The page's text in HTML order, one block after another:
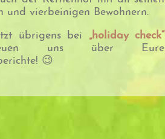
und vierbeinigen Bewohnern.
übrigens bei „holiday check“
uns über Eure
😉